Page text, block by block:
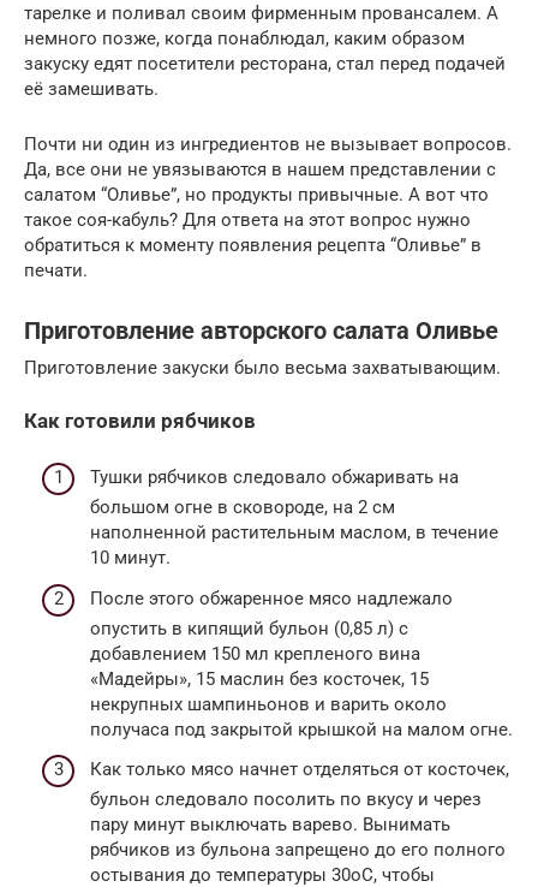
тарелке и поливал своим фирменным провансалем. А
немного позже, когда понаблюдал, каким образом
закуску едят посетители ресторана, стал перед подачей
её замешивать.
Почти ни один из ингредиентов не вызывает вопросов.
Да, все они не увязываются в нашем представлении с
салатом “Оливье”, но продукты привычные. А вот что
такое соя-кабуль? Для ответа на этот вопрос нужно
обратиться к моменту появления рецепта “Оливье” в
печати.
Приготовление авторского салата Оливье
Приготовление закуски было весьма захватывающим.
Как готовили рябчиков
Тушки рябчиков следовало обжаривать на
большом огне в сковороде, на 2 см
наполненной растительным маслом, в течение
10 минут.
После этого обжаренное мясо надлежало
опустить в кипящий бульон (0,85 л) с
добавлением 150 мл крепленого вина
«Мадейры», 15 маслин без косточек, 15
некрупных шампиньонов и варить около
получаса под закрытой крышкой на малом огне.
Как только мясо начнет отделяться от косточек,
бульон следовало посолить по вкусу и через
пару минут выключать варево. Вынимать
рябчиков из бульона запрещено до его полного
остывания до температуры 30оС, чтобы